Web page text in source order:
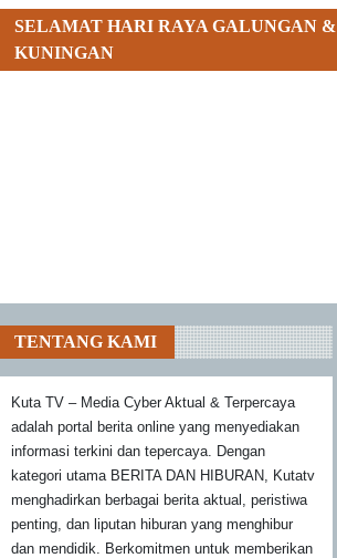
SELAMAT HARI RAYA GALUNGAN &
KUNINGAN
TENTANG KAMI
Kuta TV – Media Cyber Aktual & Terpercaya
adalah portal berita online yang menyediakan
informasi terkini dan tepercaya. Dengan
kategori utama BERITA DAN HIBURAN, Kutatv
menghadirkan berbagai berita aktual, peristiwa
penting, dan liputan hiburan yang menghibur
dan mendidik. Berkomitmen untuk memberikan